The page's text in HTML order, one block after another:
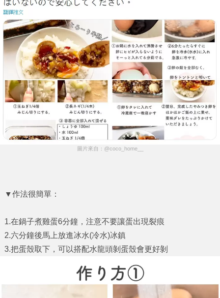
圖片來自：@coco_home__
▼作法很簡單：
1.在鍋子煮雞蛋6分鐘，注意不要讓蛋出現裂痕
2.六分鐘後馬上放進冰水(冷水)冰鎮
3.把蛋殼取下，可以搭配水龍頭剝蛋殼會更好剝